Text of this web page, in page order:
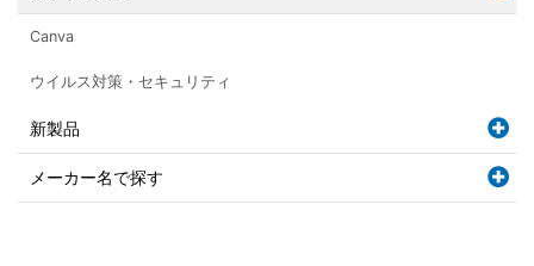
Canva
ウイルス対策・セキュリティ
新製品
メーカー名で探す